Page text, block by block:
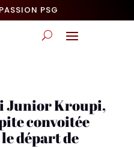
PSG
Junior Kroupi,
convoitée
départ de